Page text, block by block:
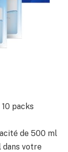
packs
de 500 ml
votre